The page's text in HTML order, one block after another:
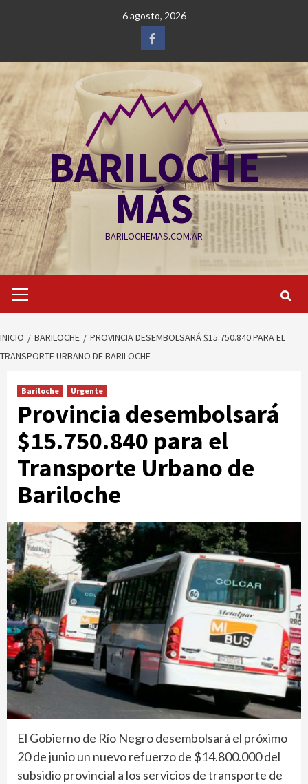
6 agosto, 2026
Facebook
BARILOCHE
MÁS
BARILOCHEMAS.COM.AR
primario
INICIO BARILOCHE
PROVINCIA DESEMBOLSARÁ $15.750.840 PARA EL
TRANSPORTE URBANO DE BARILOCHE
Bariloche Urgente
Provincia desembolsará
$15.750.840 para el
Transporte Urbano de
Bariloche
El Gobierno de Río Negro desembolsará el próximo
20 de junio un nuevo refuerzo de $14.800.000 del
subsidio provincial a los servicios de transporte de